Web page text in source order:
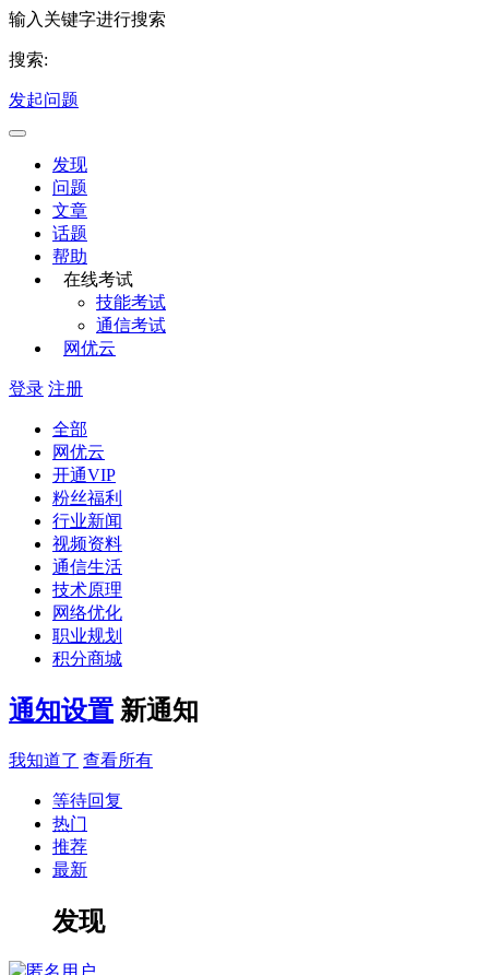
输入关键字进行搜索
搜索:
发起问题
发现
问题
文章
话题
帮助
在线考试
技能考试
通信考试
网优云
登录 注册
全部
网优云
开通VIP
粉丝福利
行业新闻
视频资料
通信生活
技术原理
网络优化
职业规划
积分商城
通知设置 新通知
我知道了 查看所有
等待回复
热门
推荐
最新
发现